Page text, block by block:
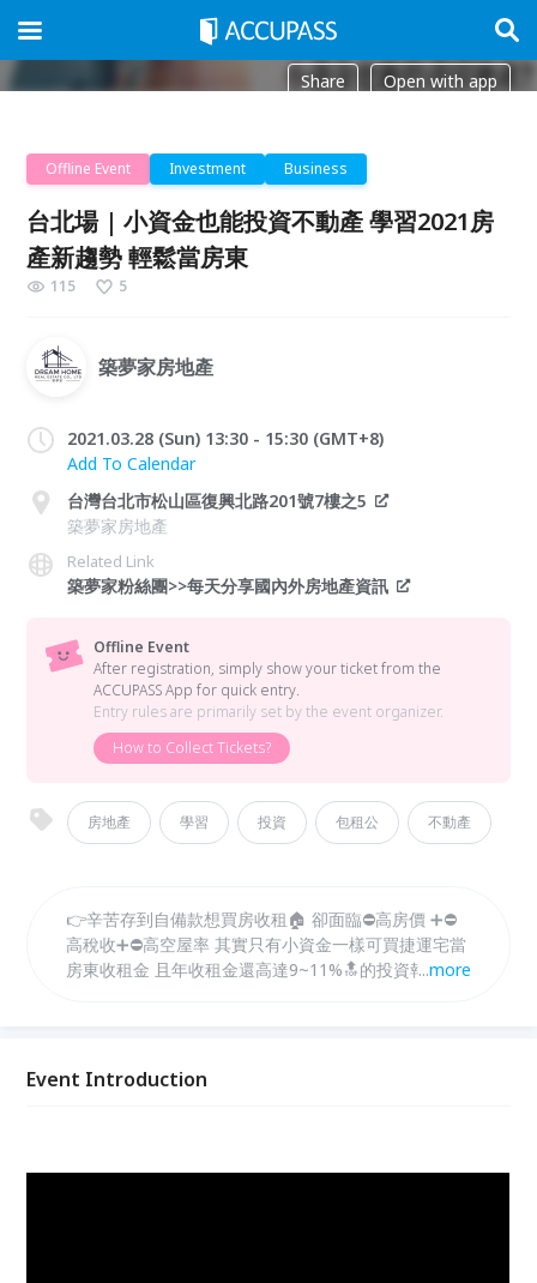
Share Open with app
Offline Event Investment Business
台北場 | 小資金也能投資不動產 學習2021房
產新趨勢 輕鬆當房東
115 5
築夢家房地產
2021.03.28 (Sun) 13:30 - 15:30 (GMT+8)
Add To Calendar
台灣台北市松山區復興北路201號7樓之5
築夢家房地產
Related Link
築夢家粉絲團>>每天分享國內外房地產資訊
Offline Event
After registration, simply show your ticket from the
ACCUPASS App for quick entry.
Entry rules are primarily set by the event organizer.
How to Collect Tickets?
房地產 學習 投資 包租公 不動產
👉辛苦存到自備款想買房收租🏠 卻面臨⛔️高房價 ➕⛔️
高稅收➕⛔️高空屋率 其實只有小資金一樣可買捷運宅當
房東收租金 且年收租金還高達9~11%🔝的投資報酬率
產分析 讓你只運用200萬也能買房收租9~11% 您不知
...more
Event Introduction